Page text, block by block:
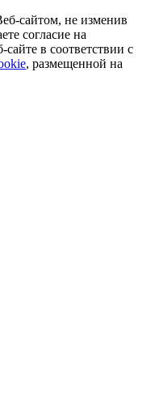
сайтом, не изменив
согласие на
в соответствии с
, размещенной на